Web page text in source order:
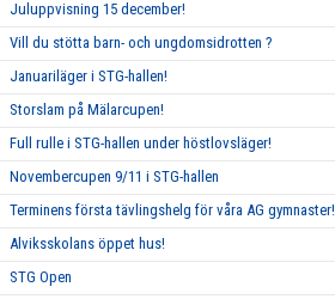
Juluppvisning 15 december!
Vill du stötta barn- och ungdomsidrotten ?
Januariläger i STG-hallen!
Storslam på Mälarcupen!
Full rulle i STG-hallen under höstlovsläger!
Novembercupen 9/11 i STG-hallen
Terminens första tävlingshelg för våra AG gymnaster!
Alviksskolans öppet hus!
STG Open